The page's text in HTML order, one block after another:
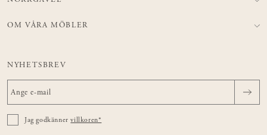
OM VÅRA MÖBLER
NYHETSBREV
Jag godkännervillkoren*